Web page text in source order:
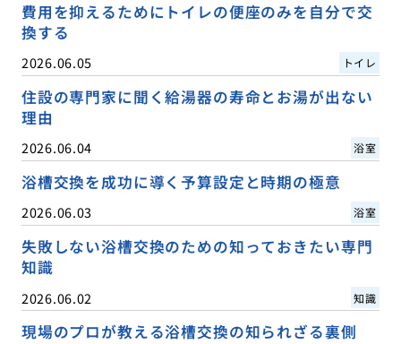
費用を抑えるためにトイレの便座のみを自分で交
換する
2026.06.05 トイレ
住設の専門家に聞く給湯器の寿命とお湯が出ない
理由
2026.06.04 浴室
浴槽交換を成功に導く予算設定と時期の極意
2026.06.03 浴室
失敗しない浴槽交換のための知っておきたい専門
知識
2026.06.02 知識
現場のプロが教える浴槽交換の知られざる裏側